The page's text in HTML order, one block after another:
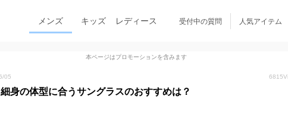
メンズ キッズ レディース 受付中の質問 人気アイテム
本ページはプロモーションを含みます
05 6815
細身の体型に合うサングラスのおすすめは？